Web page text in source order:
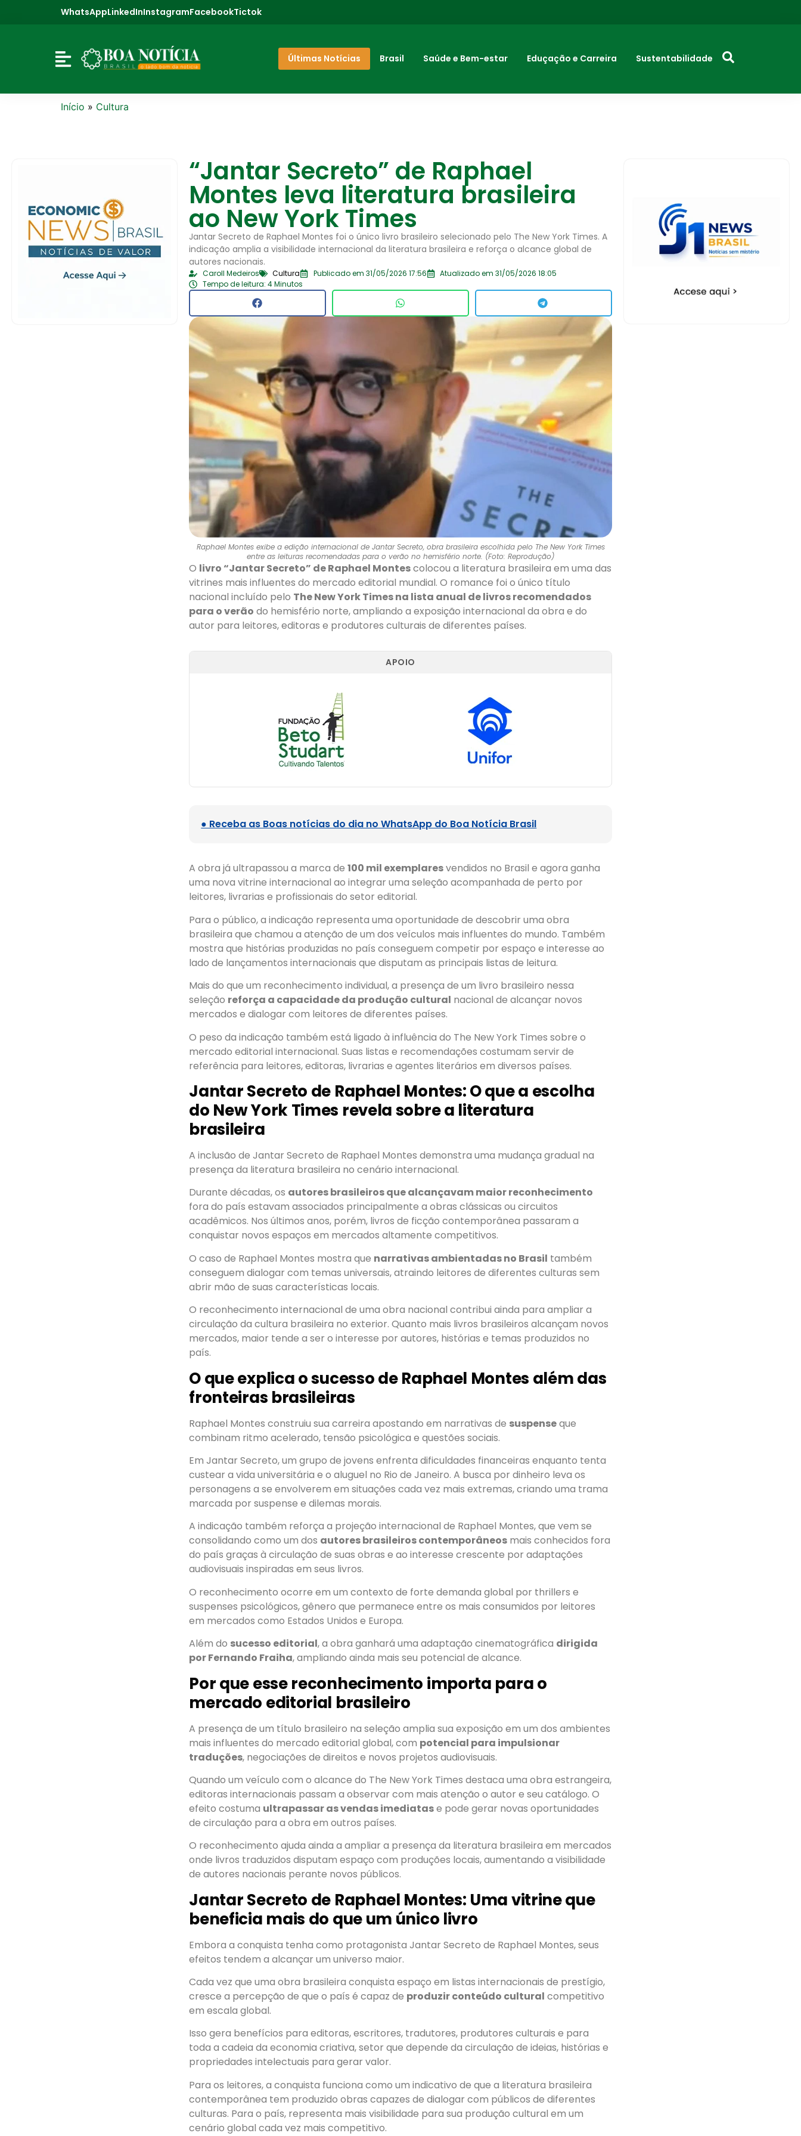
WhatsAppLinkedInInstagramFacebookTictok
Últimas Notícias Brasil Saúde e Bem-estar Eduçação e Carreira Sustentabilidade
Início » Cultura
“Jantar Secreto” de Raphael
Montes leva literatura brasileira
ao New York Times
Jantar Secreto de Raphael Montes foi o único livro brasileiro selecionado pelo The New York Times. A
indicação amplia a visibilidade internacional da literatura brasileira e reforça o alcance global de
autores nacionais.
Caroll Medeiros Cultura Publicado em 31/05/2026 17:56
Atualizado em 31/05/2026 18:05
Tempo de leitura: 4 Minutos
Raphael Montes exibe a edição internacional de Jantar Secreto, obra brasileira escolhida pelo The New York Times
entre as leituras recomendadas para o verão no hemisfério norte. (Foto: Reprodução)
O livro “Jantar Secreto” de Raphael Montescolocou a literatura brasileira em uma das
vitrines mais influentes do mercado editorial mundial. O romance foi o único título
nacional incluído pelo The New York Times na lista anual de livros recomendados
para o verão do hemisfério norte, ampliando a exposição internacional da obra e do
autor para leitores, editoras e produtores culturais de diferentes países.
APOIO
● Receba as Boas notícias do dia no WhatsApp do Boa Notícia Brasil
A obra já ultrapassou a marca de100 mil exemplaresvendidos no Brasil e agora ganha
uma nova vitrine internacional ao integrar uma seleção acompanhada de perto por
leitores, livrarias e profissionais do setor editorial.
Para o público, a indicação representa uma oportunidade de descobrir uma obra
brasileira que chamou a atenção de um dos veículos mais influentes do mundo. Também
mostra que histórias produzidas no país conseguem competir por espaço e interesse ao
lado de lançamentos internacionais que disputam as principais listas de leitura.
Mais do que um reconhecimento individual, a presença de um livro brasileiro nessa
seleção reforça a capacidade da produção cultural nacional de alcançar novos
mercados e dialogar com leitores de diferentes países.
O peso da indicação também está ligado à influência do The New York Times sobre o
mercado editorial internacional. Suas listas e recomendações costumam servir de
referência para leitores, editoras, livrarias e agentes literários em diversos países.
Jantar Secreto de Raphael Montes: O que a escolha
do New York Times revela sobre a literatura
brasileira
A inclusão de Jantar Secreto de Raphael Montes demonstra uma mudança gradual na
presença da literatura brasileira no cenário internacional.
Durante décadas, os autores brasileiros que alcançavam maior reconhecimento
fora do país estavam associados principalmente a obras clássicas ou circuitos
acadêmicos. Nos últimos anos, porém, livros de ficção contemporânea passaram a
conquistar novos espaços em mercados altamente competitivos.
O caso de Raphael Montes mostra que narrativas ambientadas no Brasil também
conseguem dialogar com temas universais, atraindo leitores de diferentes culturas sem
abrir mão de suas características locais.
O reconhecimento internacional de uma obra nacional contribui ainda para ampliar a
circulação da cultura brasileira no exterior. Quanto mais livros brasileiros alcançam novos
mercados, maior tende a ser o interesse por autores, histórias e temas produzidos no
país.
O que explica o sucesso de Raphael Montes além das
fronteiras brasileiras
Raphael Montes construiu sua carreira apostando em narrativas de suspenseque
combinam ritmo acelerado, tensão psicológica e questões sociais.
Em Jantar Secreto, um grupo de jovens enfrenta dificuldades financeiras enquanto tenta
custear a vida universitária e o aluguel no Rio de Janeiro. A busca por dinheiro leva os
personagens a se envolverem em situações cada vez mais extremas, criando uma trama
marcada por suspense e dilemas morais.
A indicação também reforça a projeção internacional de Raphael Montes, que vem se
consolidando como um dos autores brasileiros contemporâneos mais conhecidos fora
do país graças à circulação de suas obras e ao interesse crescente por adaptações
audiovisuais inspiradas em seus livros.
O reconhecimento ocorre em um contexto de forte demanda global por thrillers e
suspenses psicológicos, gênero que permanece entre os mais consumidos por leitores
em mercados como Estados Unidos e Europa.
Além do sucesso editorial, a obra ganhará uma adaptação cinematográfica dirigida
por Fernando Fraiha, ampliando ainda mais seu potencial de alcance.
Por que esse reconhecimento importa para o
mercado editorial brasileiro
A presença de um título brasileiro na seleção amplia sua exposição em um dos ambientes
mais influentes do mercado editorial global, com potencial para impulsionar
traduções, negociações de direitos e novos projetos audiovisuais.
Quando um veículo com o alcance do The New York Times destaca uma obra estrangeira,
editoras internacionais passam a observar com mais atenção o autor e seu catálogo. O
efeito costuma ultrapassar as vendas imediatase pode gerar novas oportunidades
de circulação para a obra em outros países.
O reconhecimento ajuda ainda a ampliar a presença da literatura brasileira em mercados
onde livros traduzidos disputam espaço com produções locais, aumentando a visibilidade
de autores nacionais perante novos públicos.
Jantar Secreto de Raphael Montes: Uma vitrine que
beneficia mais do que um único livro
Embora a conquista tenha como protagonista Jantar Secreto de Raphael Montes, seus
efeitos tendem a alcançar um universo maior.
Cada vez que uma obra brasileira conquista espaço em listas internacionais de prestígio,
cresce a percepção de que o país é capaz de produzir conteúdo cultural competitivo
em escala global.
Isso gera benefícios para editoras, escritores, tradutores, produtores culturais e para
toda a cadeia da economia criativa, setor que depende da circulação de ideias, histórias e
propriedades intelectuais para gerar valor.
Para os leitores, a conquista funciona como um indicativo de que a literatura brasileira
contemporânea tem produzido obras capazes de dialogar com públicos de diferentes
culturas. Para o país, representa mais visibilidade para sua produção cultural em um
cenário global cada vez mais competitivo.